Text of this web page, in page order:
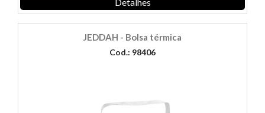
JEDDAH - Bolsa térmica
Cod.: 98406